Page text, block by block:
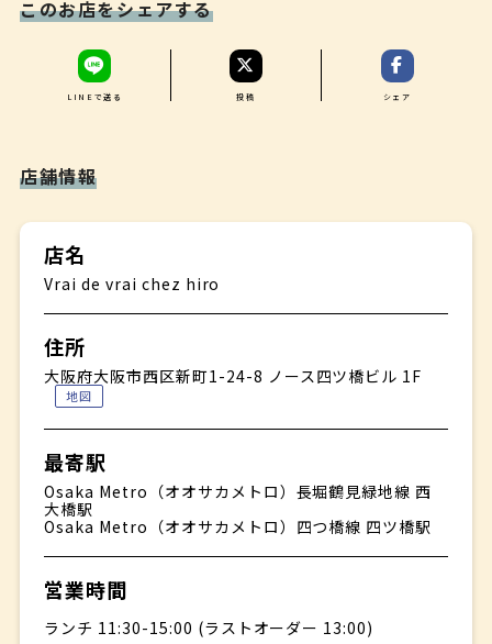
食後のコーヒー等
※食材の入荷状況によりコース内容は異なります。
アミューズ②
前菜①
魚料理
✤
デザート
食後のコーヒー等
※食材の入荷状況によりコース内容は異なります。
このお店をシェアする
LINEで送る 投稿 シェア
店舗情報
店名
Vrai de vrai chez hiro
住所
大阪府大阪市西区新町1-24-8 ノース四ツ橋ビル 1F
地図
最寄駅
Osaka Metro（オオサカメトロ）長堀鶴見緑地線 西
大橋駅
Osaka Metro（オオサカメトロ）四つ橋線 四ツ橋駅
営業時間
ランチ 11:30-15:00 (ラストオーダー 13:00)